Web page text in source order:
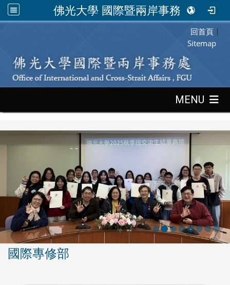
佛光大學 國際暨兩岸事務處
:::
回首頁 |
Sitemap
MENU
國際專修部